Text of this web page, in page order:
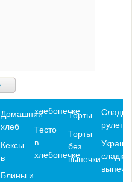
Домашний
хлеб
Кексы
в
хлебопечке
Тесто
в
хлебопечке
Блины и
Торты
Торты
без
выпечки
рулеты